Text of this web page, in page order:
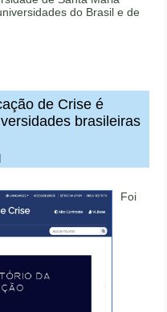
do Brasil e de
de Crise é
brasileiras
Foi